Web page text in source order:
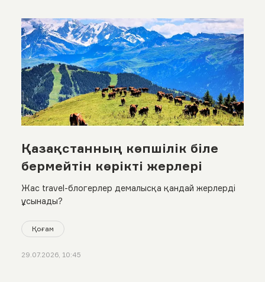
Қазақстанның көпшілік біле
бермейтін көрікті жерлері
Жас travel-блогерлер демалысқа қандай жерлерді
ұсынады?
Қоғам
29.07.2026, 10:45